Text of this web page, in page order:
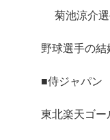
菊池涼介
野球選手の結
■侍ジャパン
東北楽天ゴー